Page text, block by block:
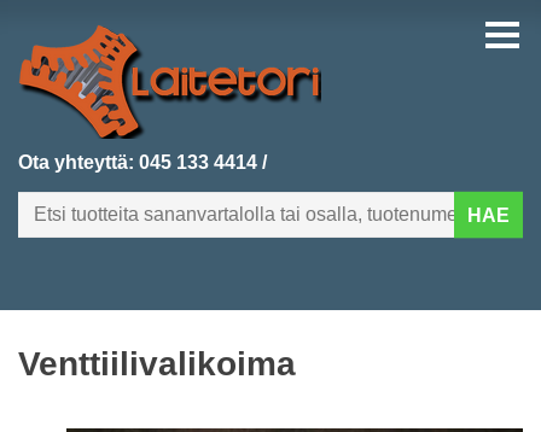
Ota yhteyttä: 045 133 4414 /
HAE
ETUSIVU
Venttiilivalikoima